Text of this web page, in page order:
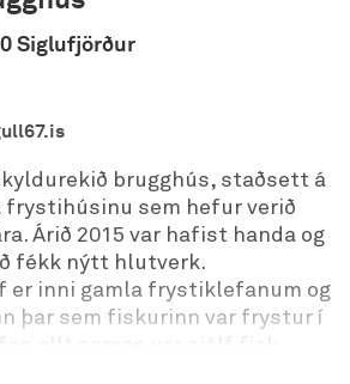
10
Suðurgötu 7
Vesturgötu 32
við Strandstíginn.
Siglufjörður
brugghús, staðsett á
frystihúsinu sem hefur verið
Árið 2015 var hafist handa og
fékk nýtt hlutverk.
er inni gamla frystiklefanum og
þar sem fiskurinn var frystur í